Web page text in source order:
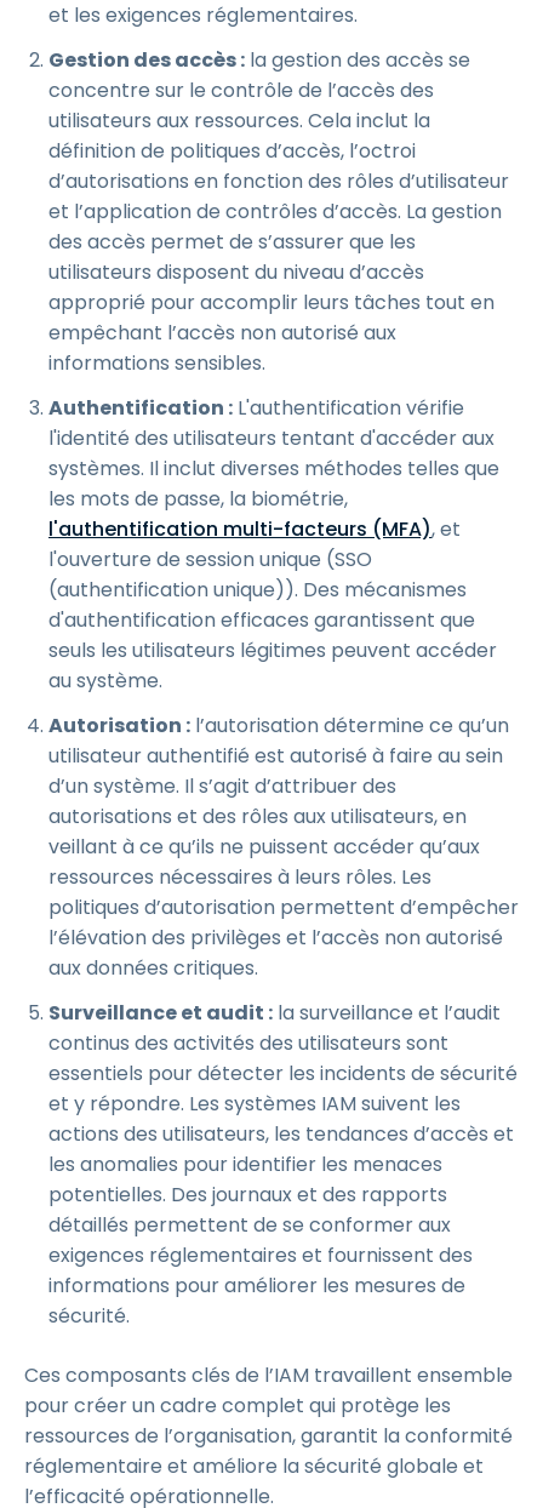
et les exigences réglementaires.
Gestion des accès : la gestion des accès se
concentre sur le contrôle de l’accès des
utilisateurs aux ressources. Cela inclut la
définition de politiques d’accès, l’octroi
d’autorisations en fonction des rôles d’utilisateur
et l’application de contrôles d’accès. La gestion
des accès permet de s’assurer que les
utilisateurs disposent du niveau d’accès
approprié pour accomplir leurs tâches tout en
empêchant l’accès non autorisé aux
informations sensibles.
Authentification : L'authentification vérifie
l'identité des utilisateurs tentant d'accéder aux
systèmes. Il inclut diverses méthodes telles que
les mots de passe, la biométrie,
l'authentification multi-facteurs (MFA), et
l'ouverture de session unique (SSO
(authentification unique)). Des mécanismes
d'authentification efficaces garantissent que
seuls les utilisateurs légitimes peuvent accéder
au système.
Autorisation : l’autorisation détermine ce qu’un
utilisateur authentifié est autorisé à faire au sein
d’un système. Il s’agit d’attribuer des
autorisations et des rôles aux utilisateurs, en
veillant à ce qu’ils ne puissent accéder qu’aux
ressources nécessaires à leurs rôles. Les
politiques d’autorisation permettent d’empêcher
l’élévation des privilèges et l’accès non autorisé
aux données critiques.
Surveillance et audit : la surveillance et l’audit
continus des activités des utilisateurs sont
essentiels pour détecter les incidents de sécurité
et y répondre. Les systèmes IAM suivent les
actions des utilisateurs, les tendances d’accès et
les anomalies pour identifier les menaces
potentielles. Des journaux et des rapports
détaillés permettent de se conformer aux
exigences réglementaires et fournissent des
informations pour améliorer les mesures de
sécurité.
Ces composants clés de l’IAM travaillent ensemble
pour créer un cadre complet qui protège les
ressources de l’organisation, garantit la conformité
réglementaire et améliore la sécurité globale et
l’efficacité opérationnelle.